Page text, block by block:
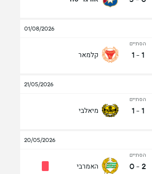
01/08/2026
הסתיים
1
-
1 קלמאר
21/05/2026
הסתיים
1
-
1 מיאלבי
20/05/2026
הסתיים
2
-
0 האמרבי